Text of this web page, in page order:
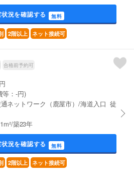
状況を確認する 無料
2階以上 ネット接続可
合格前予約可
等：-円)
ネットワーク（鹿屋市）/海道入口 徒
築23年
状況を確認する 無料
2階以上 ネット接続可